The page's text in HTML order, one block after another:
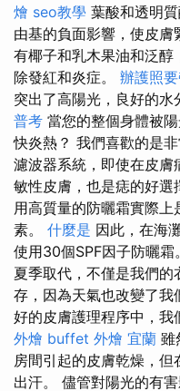
燴 seo教學 葉酸和透明
由基的負面影響，使皮膚
有椰子和乳木果油和泛
除發紅和炎症。 辦護照
突出了高陽光，良好的水
普考 當您的整個身體被
快炎熱？ 我們喜歡的是
濾波器系統，即使在皮膚
敏性皮膚，也是痣的好選
用高質量的防曬霜實際
素。 什麼是 因此，在海
使用30個SPF因子防曬霜
夏季取代，不僅是我們
存，因為天氣也改變了我
好的皮膚護理程序中，我
外燴 buffet 外燴 宜蘭 雖
房間引起的皮膚乾燥，
出汗。 儘管對陽光的有